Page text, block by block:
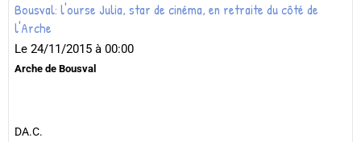
Bousval: l'ourse Julia, star de cinéma, en retraite du côté de
l'Arche
Le 24/11/2015 à 00:00
Arche de Bousval
DA.C.